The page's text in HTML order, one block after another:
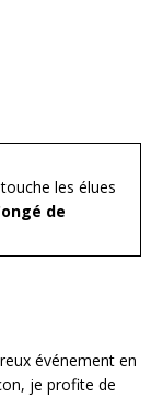
les élues
de
événement en
je profite de